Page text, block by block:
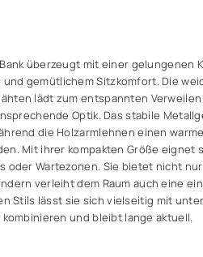
überzeugt mit einer gelungenen
und gemütlichem Sitzkomfort. Die
lädt zum entspannten
Optik. Das stabile
die Holzarmlehnen einen
Mit ihrer kompakten Größe eignet
oder Wartezonen. Sie bietet nicht
verleiht dem Raum auch eine
Stils lässt sie sich vielseitig mit
und bleibt lange aktuell.